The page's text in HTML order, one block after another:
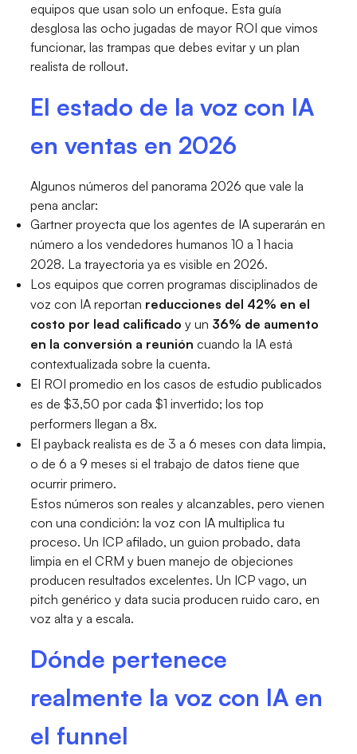
equipos que usan solo un enfoque. Esta guía
desglosa las ocho jugadas de mayor ROI que vimos
funcionar, las trampas que debes evitar y un plan
realista de rollout.
El estado de la voz con IA
en ventas en 2026
Algunos números del panorama 2026 que vale la
pena anclar:
Gartner proyecta que los agentes de IA superarán en
número a los vendedores humanos 10 a 1 hacia
2028. La trayectoria ya es visible en 2026.
Los equipos que corren programas disciplinados de
voz con IA reportan reducciones del 42% en el
costo por lead calificado y un 36% de aumento
en la conversión a reunión cuando la IA está
contextualizada sobre la cuenta.
El ROI promedio en los casos de estudio publicados
es de $3,50 por cada $1 invertido; los top
performers llegan a 8x.
El payback realista es de 3 a 6 meses con data limpia,
o de 6 a 9 meses si el trabajo de datos tiene que
ocurrir primero.
Estos números son reales y alcanzables, pero vienen
con una condición: la voz con IA multiplica tu
proceso. Un ICP afilado, un guion probado, data
limpia en el CRM y buen manejo de objeciones
producen resultados excelentes. Un ICP vago, un
pitch genérico y data sucia producen ruido caro, en
voz alta y a escala.
Dónde pertenece
realmente la voz con IA en
el funnel